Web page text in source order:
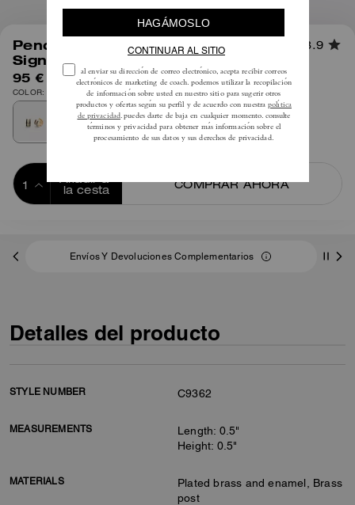
Pendientes de Aro Esmaltados
Signature
3.9
95 €
COLOR: Oro/Negro
Añadir a
la cesta
COMPRAR AHORA
Envíos Y Devoluciones Complementarios
Detalles del producto
STYLE NUMBER C9362
MEASUREMENTS
Length: 0.5"
Height: 0.5"
MATERIALS
Plated brass and enamel, Brass
post